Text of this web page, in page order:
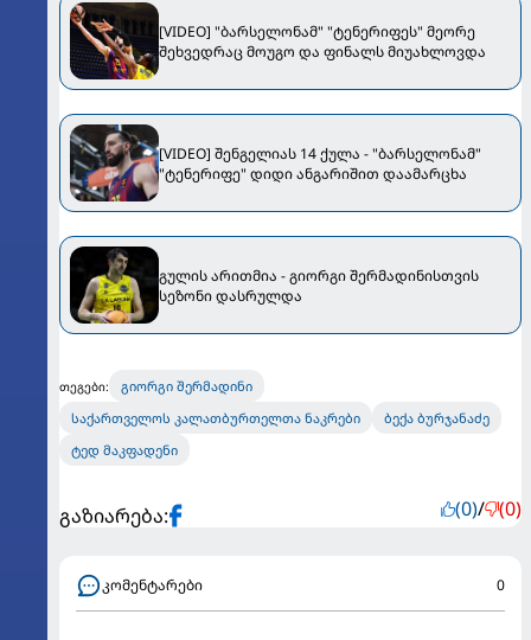
[VIDEO] "ბარსელონამ" "ტენერიფეს" მეორე
შეხვედრაც მოუგო და ფინალს მიუახლოვდა
[VIDEO] შენგელიას 14 ქულა - "ბარსელონამ"
"ტენერიფე" დიდი ანგარიშით დაამარცხა
გულის არითმია - გიორგი შერმადინისთვის
სეზონი დასრულდა
თეგები:
გიორგი შერმადინი
საქართველოს კალათბურთელთა ნაკრები
ბექა ბურჯანაძე
ტედ მაკფადენი
გაზიარება: (0)/ (0)
კომენტარები 0